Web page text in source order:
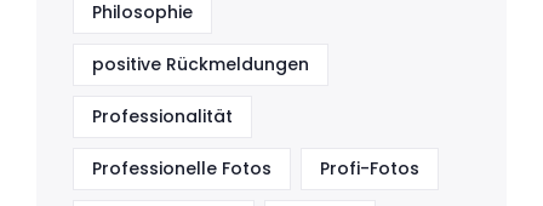
Philosophie
positive Rückmeldungen
Professionalität
Professionelle Fotos Profi-Fotos